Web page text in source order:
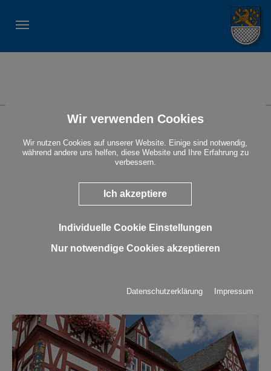
Wir verwenden Cookies
Wir nutzen Cookies auf unserer Website. Einige sind notwendig,
während andere uns helfen, diese Website und Ihre Erfahrung zu
verbessern.
Ich akzeptiere
Individuelle Cookie Einstellungen
Nur notwendige Cookies akzeptieren
Datenschutzerklärung Impressum
Kino am Schloss
07.02.2026 15:00 - 17:00 Uhr
07.02.2026 um 15 Uhr: Rettet Raffi! (für Familien und Kinder)
07.03.2026 um 17 Uhr: Eye on Juliet
« Alle Veranstaltungen anzeigen